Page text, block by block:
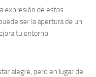
expresión de estos
ser la apertura de un
tu entorno.
alegre, pero en lugar de